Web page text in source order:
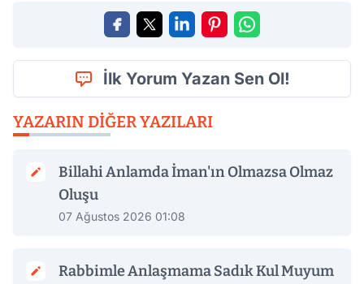
İlk Yorum Yazan Sen Ol!
YAZARIN DIĞER YAZILARI
Billahi Anlamda İman'ın Olmazsa Olmaz
Oluşu
07 Ağustos 2026 01:08
Rabbimle Anlaşmama Sadık Kul Muyum